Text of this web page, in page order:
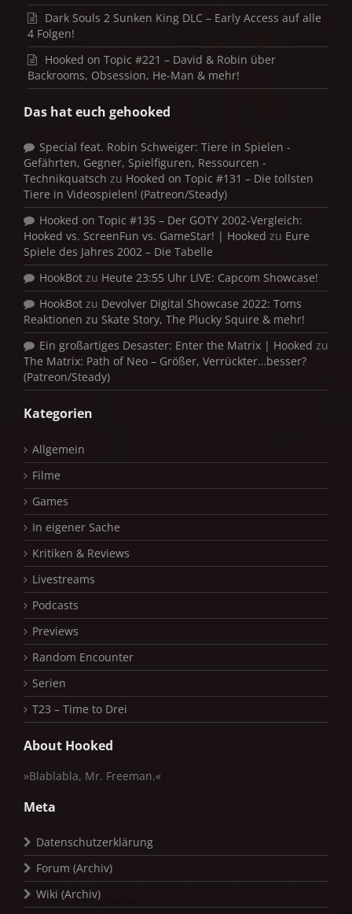
Dark Souls 2 Sunken King DLC – Early Access auf alle
4 Folgen!
Hooked on Topic #221 – David & Robin über
Backrooms, Obsession, He-Man & mehr!
Das hat euch gehooked
Special feat. Robin Schweiger: Tiere in Spielen -
Gefährten, Gegner, Spielfiguren, Ressourcen -
Technikquatsch zu Hooked on Topic #131 – Die tollsten
Tiere in Videospielen! (Patreon/Steady)
Hooked on Topic #135 – Der GOTY 2002-Vergleich:
Hooked vs. ScreenFun vs. GameStar! | Hooked zu Eure
Spiele des Jahres 2002 – Die Tabelle
HookBot zu Heute 23:55 Uhr LIVE: Capcom Showcase!
HookBot zu Devolver Digital Showcase 2022: Toms
Reaktionen zu Skate Story, The Plucky Squire & mehr!
Ein großartiges Desaster: Enter the Matrix | Hooked zu
The Matrix: Path of Neo – Größer, Verrückter…besser?
(Patreon/Steady)
Kategorien
Allgemein
Filme
Games
In eigener Sache
Kritiken & Reviews
Livestreams
Podcasts
Previews
Random Encounter
Serien
T23 – Time to Drei
About Hooked
»Blablabla, Mr. Freeman.«
Meta
Datenschutzerklärung
Forum (Archiv)
Wiki (Archiv)